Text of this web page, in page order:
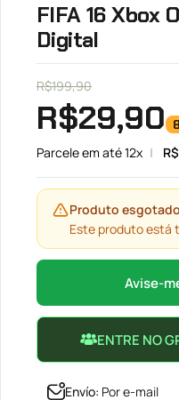
FIFA 16 Xbox
Digital
R$199,90
R$29,90
Parcele em até 12x R$
Produto esgotado
Este produto está
Avise-
ENTRE NO
Envío: Por e-mail